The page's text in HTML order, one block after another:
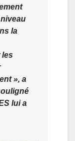
la
les
», a
lui a